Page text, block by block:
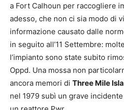
a Fort Calhoun per raccogliere
adesso, che non ci sia modo di
informazione causato dalle
in seguito all’11 Settembre:
l’impianto sono state subito
Oppd. Una mossa non
ancora memori di Three Mile
nel 1979 subì un grave